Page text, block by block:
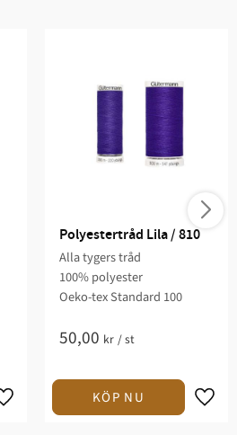
Polyestertråd Lila / 810
Alla tygers tråd
100% polyester
Oeko-tex Standard 100
50,00 kr /st